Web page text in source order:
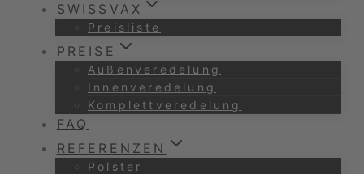
SWISSVAX
Preisliste
PREISE
Außenveredelung
Innenveredelung
Komplettveredelung
FAQ
REFERENZEN
Polster